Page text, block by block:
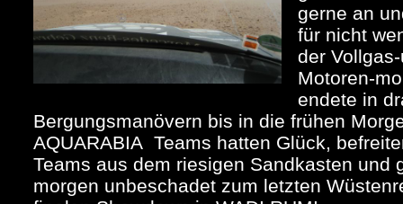
gerne an
für nicht
der
Motoren-
endete in
Bergungsmanövern bis in die frühen
AQUARABIA Teams hatten Glück,
Teams aus dem riesigen Sandkasten und
morgen unbeschadet zum letzten